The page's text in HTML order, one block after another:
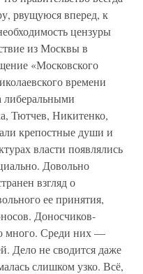
рвущуюся вперед, к
цензуры
из Москвы в
«Московского
времени
либеральными
Тютчев, Никитенко,
крепостные души и
власти появлялись
Довольно
взгляд о
ее принятия,
Доносчиков-
много. Среди них —
Дело не сводится даже
слишком узко. Всё,